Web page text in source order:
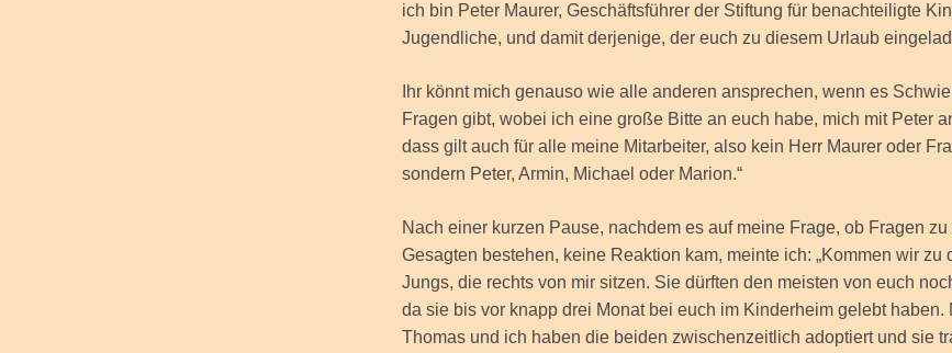
ich bin Peter Maurer, Geschäftsführer der Stiftung für benachteiligte
Jugendliche, und damit derjenige, der euch zu diesem Urlaub
Ihr könnt mich genauso wie alle anderen ansprechen, wenn es
Fragen gibt, wobei ich eine große Bitte an euch habe, mich mit Peter
dass gilt auch für alle meine Mitarbeiter, also kein Herr Maurer oder
sondern Peter, Armin, Michael oder Marion.“
Nach einer kurzen Pause, nachdem es auf meine Frage, ob Fragen
Gesagten bestehen, keine Reaktion kam, meinte ich: „Kommen wir zu
Jungs, die rechts von mir sitzen. Sie dürften den meisten von euch
da sie bis vor knapp drei Monat bei euch im Kinderheim gelebt haben.
Thomas und ich haben die beiden zwischenzeitlich adoptiert und sie